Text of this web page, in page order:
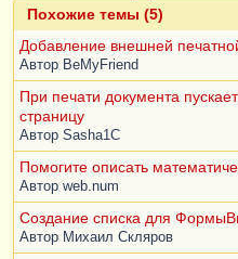
Похожие темы (5)
Добавление внешней
Автор BeMyFriend
При печати документа
страницу
Автор Sasha1C
Помогите описать
Автор web.num
Создание списка для
Автор Михаил Скляров